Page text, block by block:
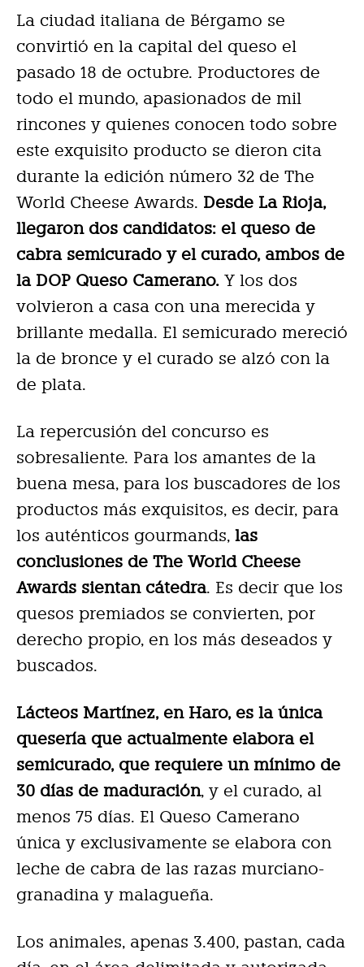
La ciudad italiana de Bérgamo se
convirtió en la capital del queso el
pasado 18 de octubre. Productores de
todo el mundo, apasionados de mil
rincones y quienes conocen todo sobre
este exquisito producto se dieron cita
durante la edición número 32 de The
World Cheese Awards. Desde La Rioja,
llegaron dos candidatos: el queso de
cabra semicurado y el curado, ambos de
la DOP Queso Camerano. Y los dos
volvieron a casa con una merecida y
brillante medalla. El semicurado mereció
la de bronce y el curado se alzó con la
de plata.
La repercusión del concurso es
sobresaliente. Para los amantes de la
buena mesa, para los buscadores de los
productos más exquisitos, es decir, para
los auténticos gourmands, las
conclusiones de The World Cheese
Awards sientan cátedra. Es decir que los
quesos premiados se convierten, por
derecho propio, en los más deseados y
buscados.
Lácteos Martínez, en Haro, es la única
quesería que actualmente elabora el
semicurado, que requiere un mínimo de
30 días de maduración, y el curado, al
menos 75 días. El Queso Camerano
única y exclusivamente se elabora con
leche de cabra de las razas murciano-
granadina y malagueña.
Los animales, apenas 3.400, pastan, cada